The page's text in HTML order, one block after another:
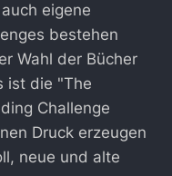
eigene
bestehen
Wahl der Bücher
ist die "The
Challenge
Druck erzeugen
neue und alte